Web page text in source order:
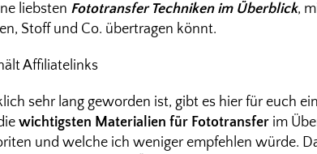
liebsten Fototransfer Techniken im Überblick,
Stoff und Co. übertragen könnt.
Affiliatelinks
sehr lang geworden ist, gibt es hier für euch
wichtigsten Materialien für Fototransfer im
und welche ich weniger empfehlen würde.